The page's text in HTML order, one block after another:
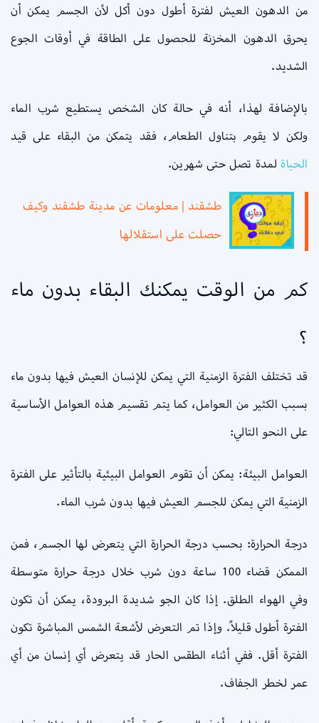
من الدهون العيش لفترة أطول دون أكل لأن الجسم يمكن أن
يحرق الدهون المخزنة للحصول على الطاقة في أوقات الجوع
الشديد.
بالإضافة لهذا، أنه في حالة كان الشخص يستطيع شرب الماء
ولكن لا يقوم بتناول الطعام، فقد يتمكن من البقاء على قيد
الحياةلمدة تصل حتى شهرين.
طشقند | معلومات عن مدينة طشقند وكيف
حصلت على استقلالها
كم من الوقت يمكنك البقاء بدون ماء
؟
قد تختلف الفترة الزمنية التي يمكن للإنسان العيش فيها بدون ماء
بسبب الكثير من العوامل، كما يتم تقسيم هذه العوامل الأساسية
على النحو التالي:
العوامل البيئة: يمكن أن تقوم العوامل البيئية بالتأثير على الفترة
الزمنية التي يمكن للجسم العيش فيها بدون شرب الماء.
درجة الحرارة: بحسب درجة الحرارة التي يتعرض لها الجسم، فمن
الممكن قضاء 100 ساعة دون شرب خلال درجة حرارة متوسطة
وفي الهواء الطلق. إذا كان الجو شديدة البرودة، يمكن أن تكون
الفترة أطول قليلاً. وإذا تم التعرض لأشعة الشمس المباشرة تكون
الفترة أقل. ففي أثناء الطقس الحار قد يتعرض أي إنسان من أي
عمر لخطر الجفاف.